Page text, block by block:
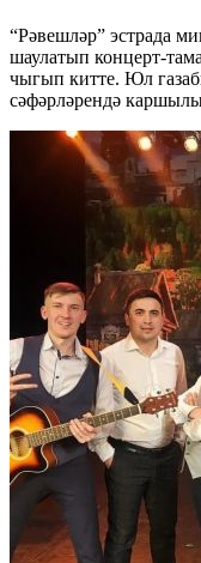
“Рәвешләр” эстрада
шаулатып концерт-
чыгып китте. Юл
сәфәрләрендә